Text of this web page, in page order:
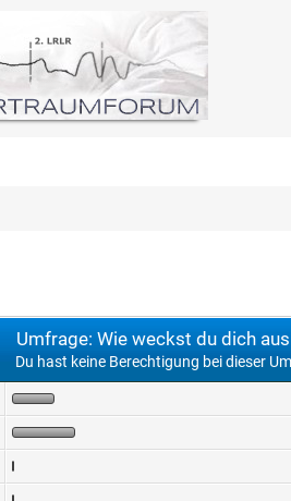
Umfrage: Wie weckst du dich
Du hast keine Berechtigung bei dieser